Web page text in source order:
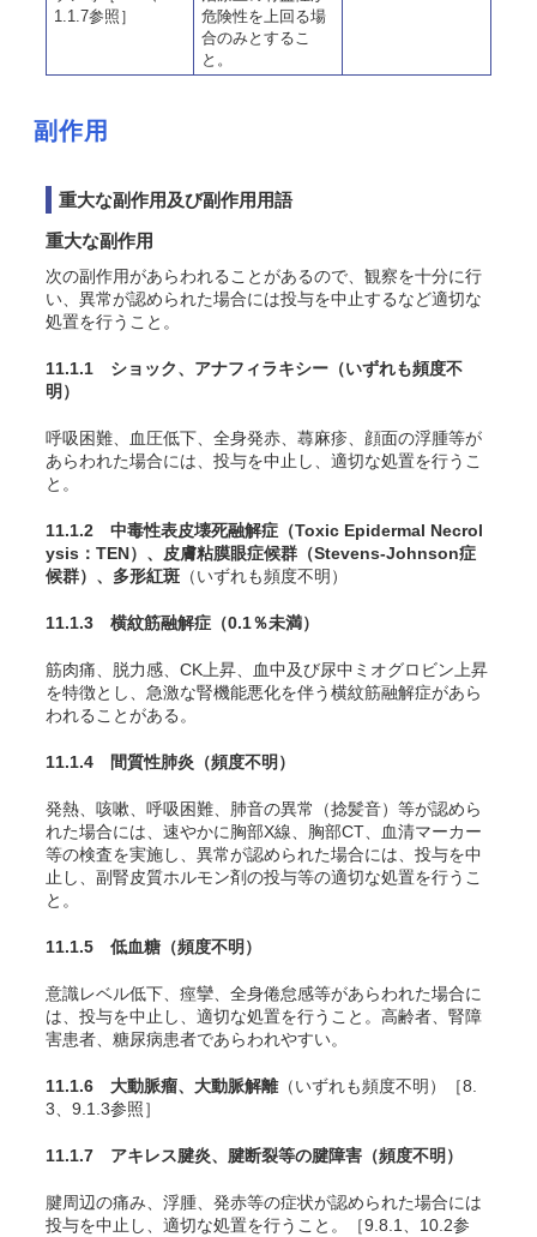
1.1.7参照］
危険性を上回る場
合のみとするこ
と。
副作用
重大な副作用及び副作用用語
重大な副作用
次の副作用があらわれることがあるので、観察を十分に行
い、異常が認められた場合には投与を中止するなど適切な
処置を行うこと。
11.1.1 ショック、アナフィラキシー （いずれも頻度不
明）
呼吸困難、血圧低下、全身発赤、蕁麻疹、顔面の浮腫等が
あらわれた場合には、投与を中止し、適切な処置を行うこ
と。
11.1.2 中毒性表皮壊死融解症（Toxic Epidermal Necrol
ysis：TEN）、皮膚粘膜眼症候群（Stevens-Johnson症
候群）、多形紅斑 （いずれも頻度不明）
11.1.3 横紋筋融解症 （0.1％未満）
筋肉痛、脱力感、CK上昇、血中及び尿中ミオグロビン上昇
を特徴とし、急激な腎機能悪化を伴う横紋筋融解症があら
われることがある。
11.1.4 間質性肺炎 （頻度不明）
発熱、咳嗽、呼吸困難、肺音の異常（捻髪音）等が認めら
れた場合には、速やかに胸部X線、胸部CT、血清マーカー
等の検査を実施し、異常が認められた場合には、投与を中
止し、副腎皮質ホルモン剤の投与等の適切な処置を行うこ
と。
11.1.5 低血糖 （頻度不明）
意識レベル低下、痙攣、全身倦怠感等があらわれた場合に
は、投与を中止し、適切な処置を行うこと。高齢者、腎障
害患者、糖尿病患者であらわれやすい。
11.1.6 大動脈瘤、大動脈解離（いずれも頻度不明）［8.
3、9.1.3参照］
11.1.7 アキレス腱炎、腱断裂等の腱障害 （頻度不明）
腱周辺の痛み、浮腫、発赤等の症状が認められた場合には
投与を中止し、適切な処置を行うこと。［9.8.1、10.2参